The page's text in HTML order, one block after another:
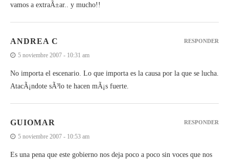
vamos a extraÃ±ar.. y mucho!!
ANDREA C
5 noviembre 2007 - 10:31 am
No importa el escenario. Lo que importa es la causa por la que se lucha.
AtacÃ¡ndote sÃ³lo te hacen mÃ¡s fuerte.
RESPONDER
GUIOMAR
5 noviembre 2007 - 10:53 am
Es una pena que este gobierno nos deja poco a poco sin voces que nos
RESPONDER